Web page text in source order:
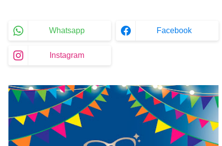
Whatsapp Facebook
Instagram